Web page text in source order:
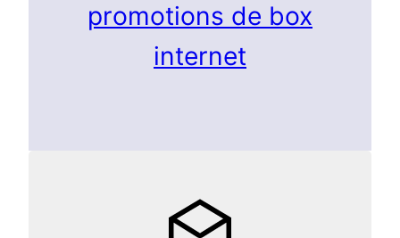
promotions de box
internet